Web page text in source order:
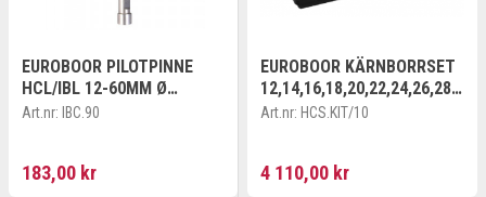
EUROBOOR PILOTPINNE
HCL/IBL 12-60MM Ø
6,3X102 MM
Art.nr: IBC.90
183,00 kr
EUROBOOR KÄRNBORRSET
12,14,16,18,20,22,24,26,28,3
0+PILOTPIN
Art.nr: HCS.KIT/10
4 110,00 kr